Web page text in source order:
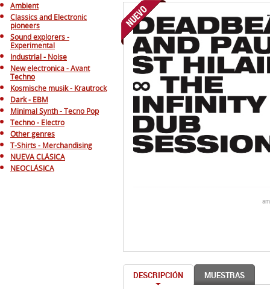
Ambient
Classics and Electronic
pioneers
Sound explorers -
Experimental
Industrial - Noise
New electronica - Avant
Techno
Kosmische musik - Krautrock
Dark - EBM
Minimal Synth - Tecno Pop
Techno - Electro
Other genres
T-Shirts - Merchandising
NUEVA CLÁSICA
NEOCLÁSICA
DESCRIPCIÓN MUESTRAS